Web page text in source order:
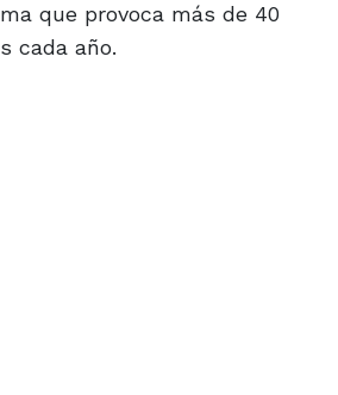
que provoca más de 40
cada año.